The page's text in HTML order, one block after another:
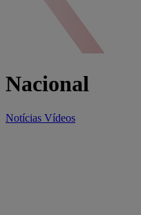
Nacional
Notícias Vídeos